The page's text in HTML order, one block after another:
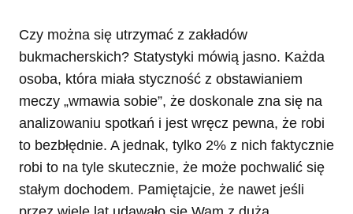
Czy można się utrzymać z zakładów
bukmacherskich? Statystyki mówią jasno. Każda
osoba, która miała styczność z obstawianiem
meczy „wmawia sobie”, że doskonale zna się na
analizowaniu spotkań i jest wręcz pewna, że robi
to bezbłędnie. A jednak, tylko 2% z nich faktycznie
robi to na tyle skutecznie, że może pochwalić się
stałym dochodem. Pamiętajcie, że nawet jeśli